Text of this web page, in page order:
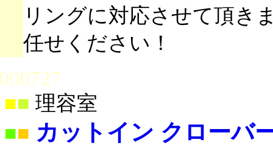
リングに対応させて頂き
任せください！
■ 理容室
■■ カットイン クローバ